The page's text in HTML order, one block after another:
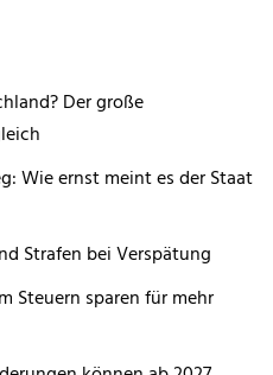
Der große
Wie ernst meint es der Staat
Strafen bei Verspätung
Steuern sparen für mehr